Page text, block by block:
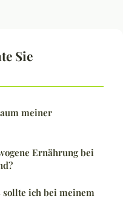
Sie
meiner
Ernährung bei
sollte ich bei meinem